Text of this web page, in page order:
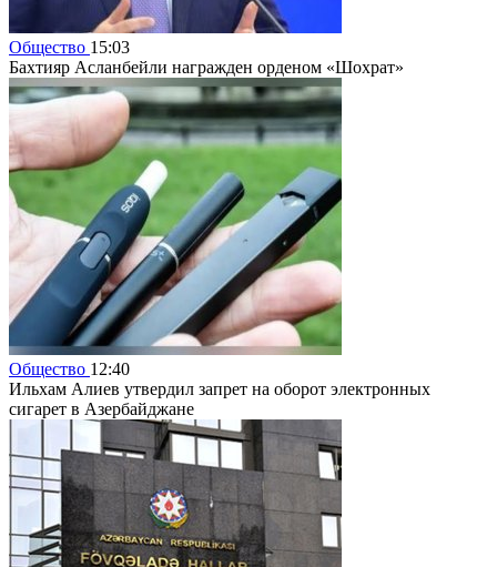
Общество 15:03
Бахтияр Асланбейли награжден орденом «Шохрат»
Общество 12:40
Ильхам Алиев утвердил запрет на оборот электронных
сигарет в Азербайджане